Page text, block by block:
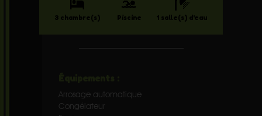
3 chambre(s) Piscine 1 salle(s) d'eau
Arrosage automatique
Congélateur